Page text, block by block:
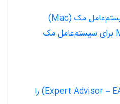
3.مزایای MetaTrader 4 برای سیستم‌عامل مک
6.چطور ربات معاملاتی (Expert Advisor – EA) را